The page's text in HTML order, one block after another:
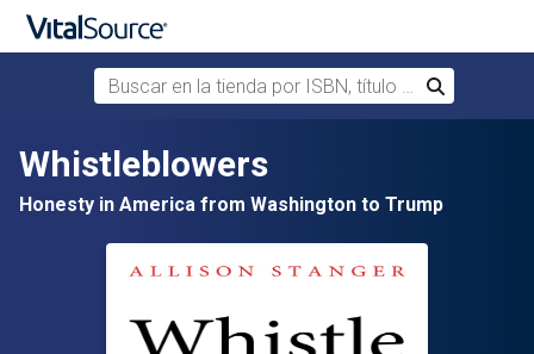
Saltar al contenido principal
Buscar en la tienda por ISBN, título o autor
Buscar
Whistleblowers
Honesty in America from Washington to Trump